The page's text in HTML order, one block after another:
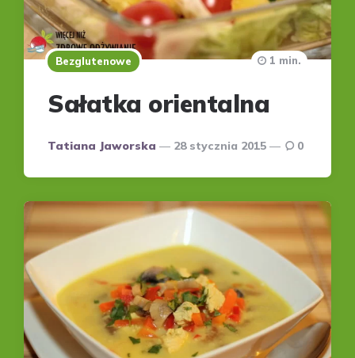
Bezglutenowe
Sałatka orientalna
Posted
Tatiana Jaworska 28 stycznia 2015
1 min.
0